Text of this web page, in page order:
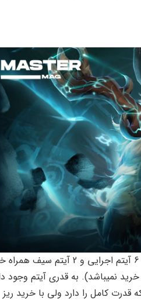
در این بخش کلا یه دنیای دیگه قرار داریم. در بازی هر هیرو میتواند 6 آیتم اجرایی و 2
نمیباشد). به قدری آیتم وجود
کامل را دارد ولی با خرید ریز